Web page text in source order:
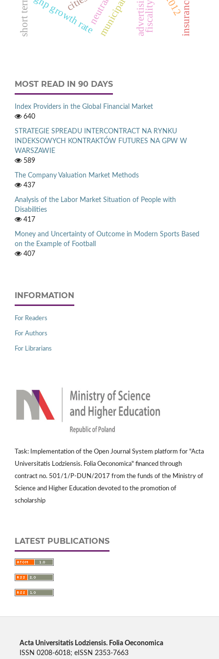
advertising
gnp growth rate fiscality
MOST READ IN 90 DAYS
Index Providers in the Global Financial Market
640
STRATEGIE SPREADU INTERCONTRACT NA RYNKU
INDEKSOWYCH KONTRAKTÓW FUTURES NA GPW W
WARSZAWIE
589
The Company Valuation Market Methods
437
Analysis of the Labor Market Situation of People with
Disabilities
417
Money and Uncertainty of Outcome in Modern Sports Based
on the Example of Football
407
INFORMATION
For Readers
For Authors
For Librarians
Task: Implementation of the Open Journal System platform for "Acta
Universitatis Lodziensis. Folia Oeconomica" financed through
contract no. 501/1/P-DUN/2017 from the funds of the Ministry of
Science and Higher Education devoted to the promotion of
scholarship
LATEST PUBLICATIONS
Acta Universitatis Lodziensis. Folia Oeconomica
ISSN 0208-6018; eISSN 2353-7663